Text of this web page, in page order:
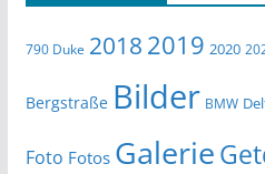
790 Duke 2018 2019 2020
Bergstraße Bilder BMW
Foto Fotos Galerie